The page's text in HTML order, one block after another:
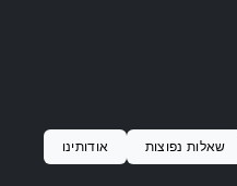
שאלות נפוצות
אודותינו